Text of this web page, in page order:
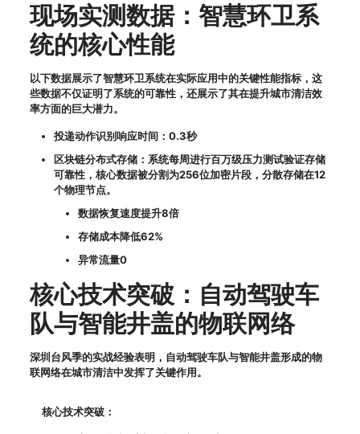
现场实测数据：智慧环卫系
统的核心性能
以下数据展示了智慧环卫系统在实际应用中的关键性能指标，这
些数据不仅证明了系统的可靠性，还展示了其在提升城市清洁效
率方面的巨大潜力。
投递动作识别响应时间：0.3秒
区块链分布式存储：系统每周进行百万级压力测试验证存储
可靠性，核心数据被分割为256位加密片段，分散存储在12
个物理节点。
数据恢复速度提升8倍
存储成本降低62%
异常流量0
核心技术突破：自动驾驶车
队与智能井盖的物联网络
深圳台风季的实战经验表明，自动驾驶车队与智能井盖形成的物
联网络在城市清洁中发挥了关键作用。
核心技术突破：